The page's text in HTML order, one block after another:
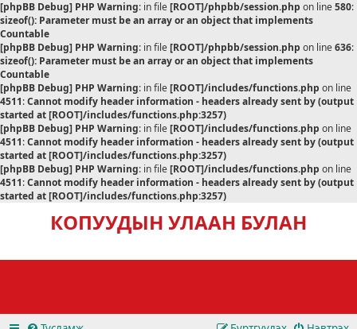
[phpBB Debug] PHP Warning: in file[ROOT]/phpbb/session.php on line580:
sizeof(): Parameter must be an array or an object that implements
Countable
[phpBB Debug] PHP Warning: in file[ROOT]/phpbb/session.php on line636:
sizeof(): Parameter must be an array or an object that implements
Countable
[phpBB Debug] PHP Warning: in file[ROOT]/includes/functions.php on line
4511:Cannot modify header information - headers already sent by (output
started at [ROOT]/includes/functions.php:3257)
[phpBB Debug] PHP Warning: in file[ROOT]/includes/functions.php on line
4511:Cannot modify header information - headers already sent by (output
started at [ROOT]/includes/functions.php:3257)
[phpBB Debug] PHP Warning: in file[ROOT]/includes/functions.php on line
4511:Cannot modify header information - headers already sent by (output
started at [ROOT]/includes/functions.php:3257)
КОПУУДЫН УЛААН БУЛАН